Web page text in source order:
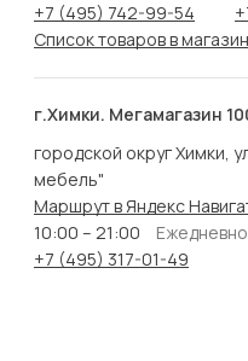
+7 (495) 742-99-54
Список товаров в
г.Химки. Мегамагазин
городской округ Химки,
мебель"
Маршрут в Яндекс
10:00 – 21:00
Ежедневно
+7 (495) 317-01-49